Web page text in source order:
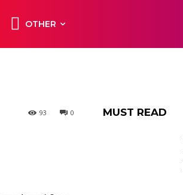
OTHER
0
93 MUST READ